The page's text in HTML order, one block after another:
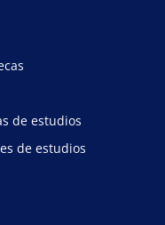
de estudios
de estudios